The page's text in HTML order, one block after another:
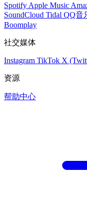
Spotify Apple Music
SoundCloud Tidal QQ音
Boomplay
社交媒体
Instagram TikTok X
资源
帮助中心